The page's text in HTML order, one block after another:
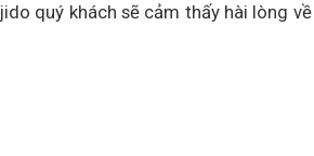
quý khách sẽ cảm thấy hài lòng